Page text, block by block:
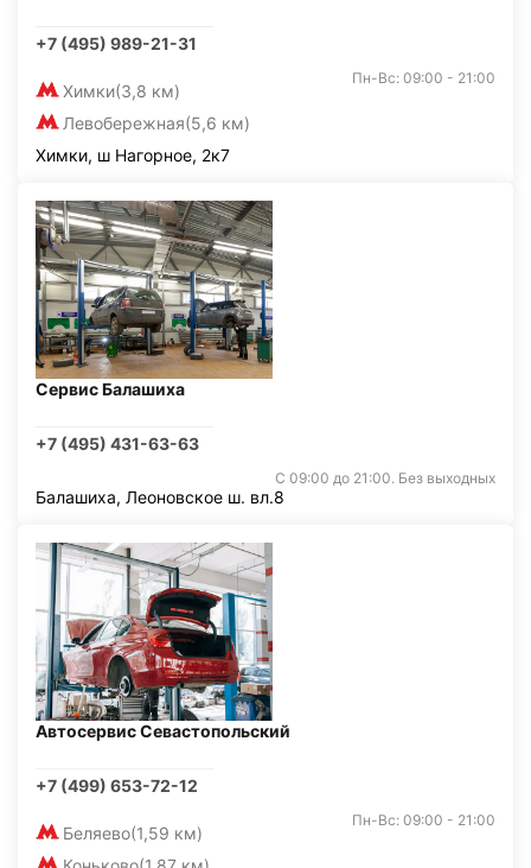
+7 (495) 989-21-31
Химки(3,8 км)
Левобережная(5,6 км)
Пн-Вс: 09:00 - 21:00
Химки, ш Нагорное, 2к7
Сервис Балашиха
+7 (495) 431-63-63
С 09:00 до 21:00. Без выходных
Балашиха, Леоновское ш. вл.8
Автосервис Севастопольский
+7 (499) 653-72-12
Беляево(1,59 км)
Пн-Вс: 09:00 - 21:00